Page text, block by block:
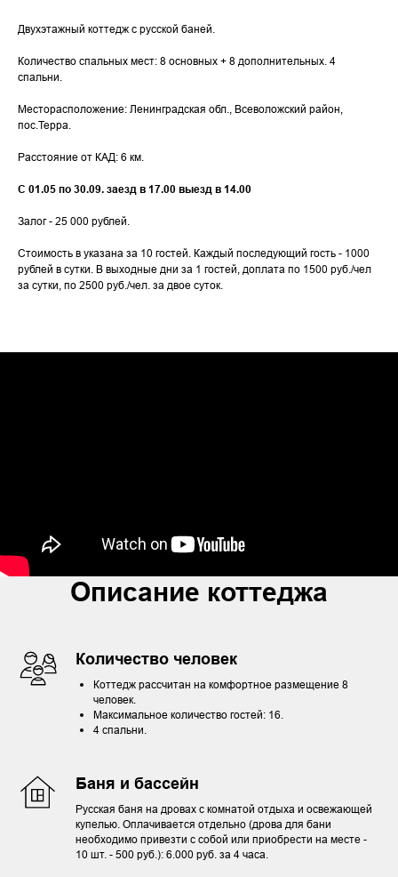
Двухэтажный коттедж с русской баней.
Количество спальных мест: 8 основных + 8 дополнительных. 4
спальни.
Месторасположение: Ленинградская обл., Всеволожский район,
пос.Терра.
Расстояние от КАД: 6 км.
С 01.05 по 30.09. заезд в 17.00 выезд в 14.00
Залог - 25 000 рублей.
Стоимость в указана за 10 гостей. Каждый последующий гость - 1000
рублей в сутки. В выходные дни за 1 гостей, доплата по 1500 руб./чел
за сутки, по 2500 руб./чел. за двое суток.
Описание коттеджа
Количество человек
Коттедж рассчитан на комфортное размещение 8
человек.
Максимальное количество гостей: 16.
4 спальни.
Баня и бассейн
Русская баня на дровах с комнатой отдыха и освежающей
купелью. Оплачивается отдельно (дрова для бани
необходимо привезти с собой или приобрести на месте -
10 шт. - 500 руб.): 6.000 руб. за 4 часа.